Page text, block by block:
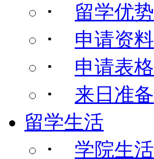
･ 留学优势
･ 申请资料
･ 申请表格
･ 来日准备
留学生活
･ 学院生活